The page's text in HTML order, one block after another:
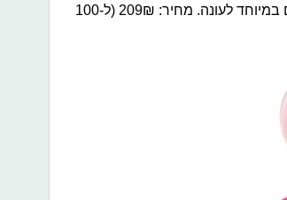
מדובר בניחוח פירותי יחסית חזק אך פירותי וקיצי שמתאים במיוחד לעונה. מחיר: 209₪ (ל-100